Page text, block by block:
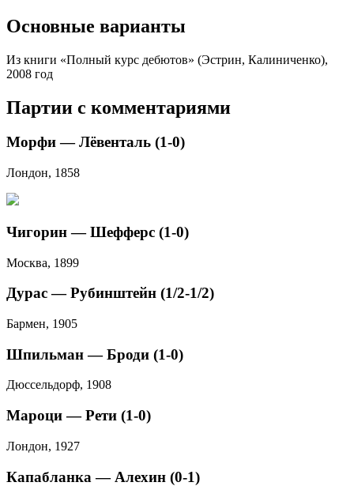
Основные варианты
Из книги «Полный курс дебютов» (Эстрин, Калиниченко),
2008 год
Партии с комментариями
Морфи — Лёвенталь (1-0)
Лондон, 1858
Чигорин — Шефферс (1-0)
Москва, 1899
Дурас — Рубинштейн (1/2-1/2)
Бармен, 1905
Шпильман — Броди (1-0)
Дюссельдорф, 1908
Мароци — Рети (1-0)
Лондон, 1927
Капабланка — Алехин (0-1)